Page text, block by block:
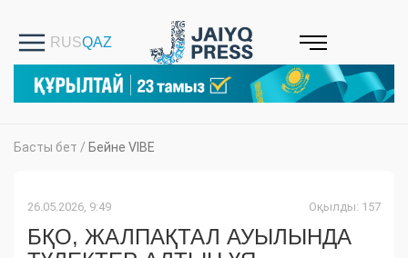
Басты бет / Бейне VIBE
26.05.2026, 9:49 Оқылды: 157
БҚО, ЖАЛПАҚТАЛ АУЫЛЫНДА